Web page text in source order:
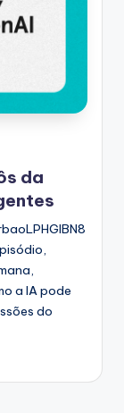
da
a IA pode
do